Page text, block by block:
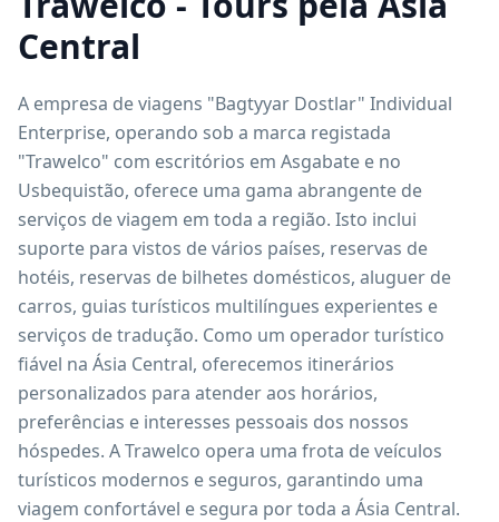
Central
A empresa de viagens "Bagtyyar Dostlar" Individual
Enterprise, operando sob a marca registada
"Trawelco" com escritórios em Asgabate e no
Usbequistão, oferece uma gama abrangente de
serviços de viagem em toda a região. Isto inclui
suporte para vistos de vários países, reservas de
hotéis, reservas de bilhetes domésticos, aluguer de
carros, guias turísticos multilíngues experientes e
serviços de tradução. Como um operador turístico
fiável na Ásia Central, oferecemos itinerários
personalizados para atender aos horários,
preferências e interesses pessoais dos nossos
hóspedes. A Trawelco opera uma frota de veículos
turísticos modernos e seguros, garantindo uma
viagem confortável e segura por toda a Ásia Central.